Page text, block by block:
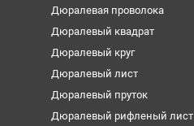
Дюралевая проволока
Дюралевый квадрат
Дюралевый круг
Дюралевый лист
Дюралевый пруток
Дюралевый рифленый лист